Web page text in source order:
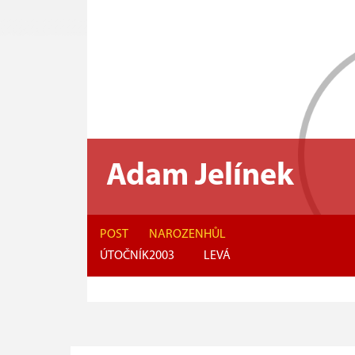
Adam Jelínek
POST
ÚTOČNÍK
NAROZEN
2003
HŮL
LEVÁ